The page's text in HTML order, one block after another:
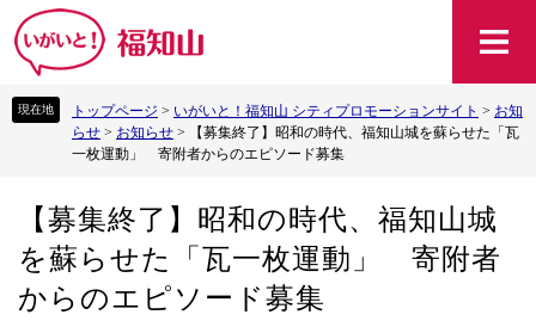
ー
ニ
トップページ > いがいと！福知山 シティプロモーションサイト > お知
らせ > お知らせ >
【募集終了】昭和の時代、福知山城を蘇らせた「瓦
一枚運動」 寄附者からのエピソード募集
【募集終了】昭和の時代、福知山城
を蘇らせた「瓦一枚運動」 寄附者
からのエピソード募集